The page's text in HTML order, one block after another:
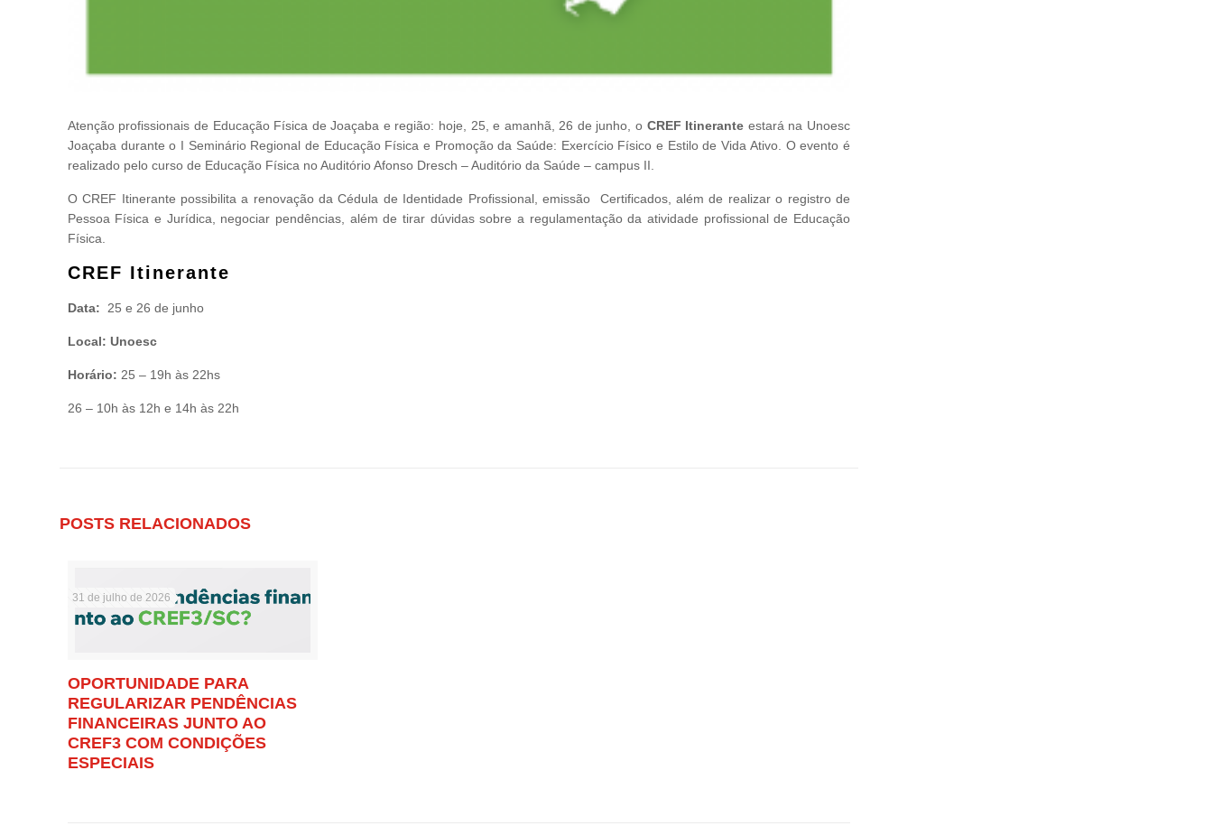
Atenção profissionais de Educação Física de Joaçaba e região: hoje, 25, e amanhã, 26 de junho, o CREF Itinerante estará na Unoesc
Joaçaba durante o I Seminário Regional de Educação Física e Promoção da Saúde: Exercício Físico e Estilo de Vida Ativo. O evento é
realizado pelo curso de Educação Física no Auditório Afonso Dresch – Auditório da Saúde – campus II.
O CREF Itinerante possibilita a renovação da Cédula de Identidade Profissional, emissão Certificados, além de realizar o registro de
Pessoa Física e Jurídica, negociar pendências, além de tirar dúvidas sobre a regulamentação da atividade profissional de Educação
Física.
CREF Itinerante
Data: 25 e 26 de junho
Local: Unoesc
Horário: 25 – 19h às 22hs
26 – 10h às 12h e 14h às 22h
POSTS RELACIONADOS
31 de julho de 2026
OPORTUNIDADE PARA
REGULARIZAR PENDÊNCIAS
FINANCEIRAS JUNTO AO
CREF3 COM CONDIÇÕES
ESPECIAIS